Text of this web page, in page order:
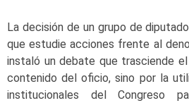
La decisión de un grupo de
que estudie acciones frente al
instaló un debate que trasciende
contenido del oficio, sino por la
institucionales del Congreso